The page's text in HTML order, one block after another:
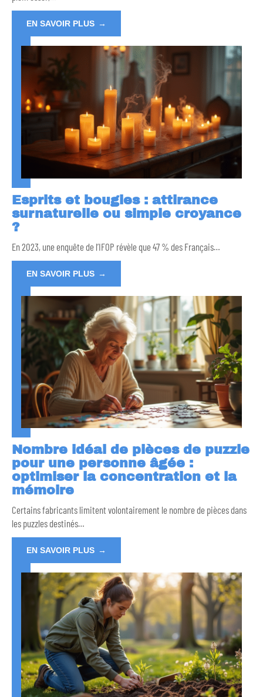
EN SAVOIR PLUS
Esprits et bougies : attirance
surnaturelle ou simple croyance
?
En 2023, une enquête de l’IFOP révèle que 47 % des Français…
EN SAVOIR PLUS
Nombre idéal de pièces de puzzle
pour une personne âgée :
optimiser la concentration et la
mémoire
Certains fabricants limitent volontairement le nombre de pièces dans
les puzzles destinés…
EN SAVOIR PLUS